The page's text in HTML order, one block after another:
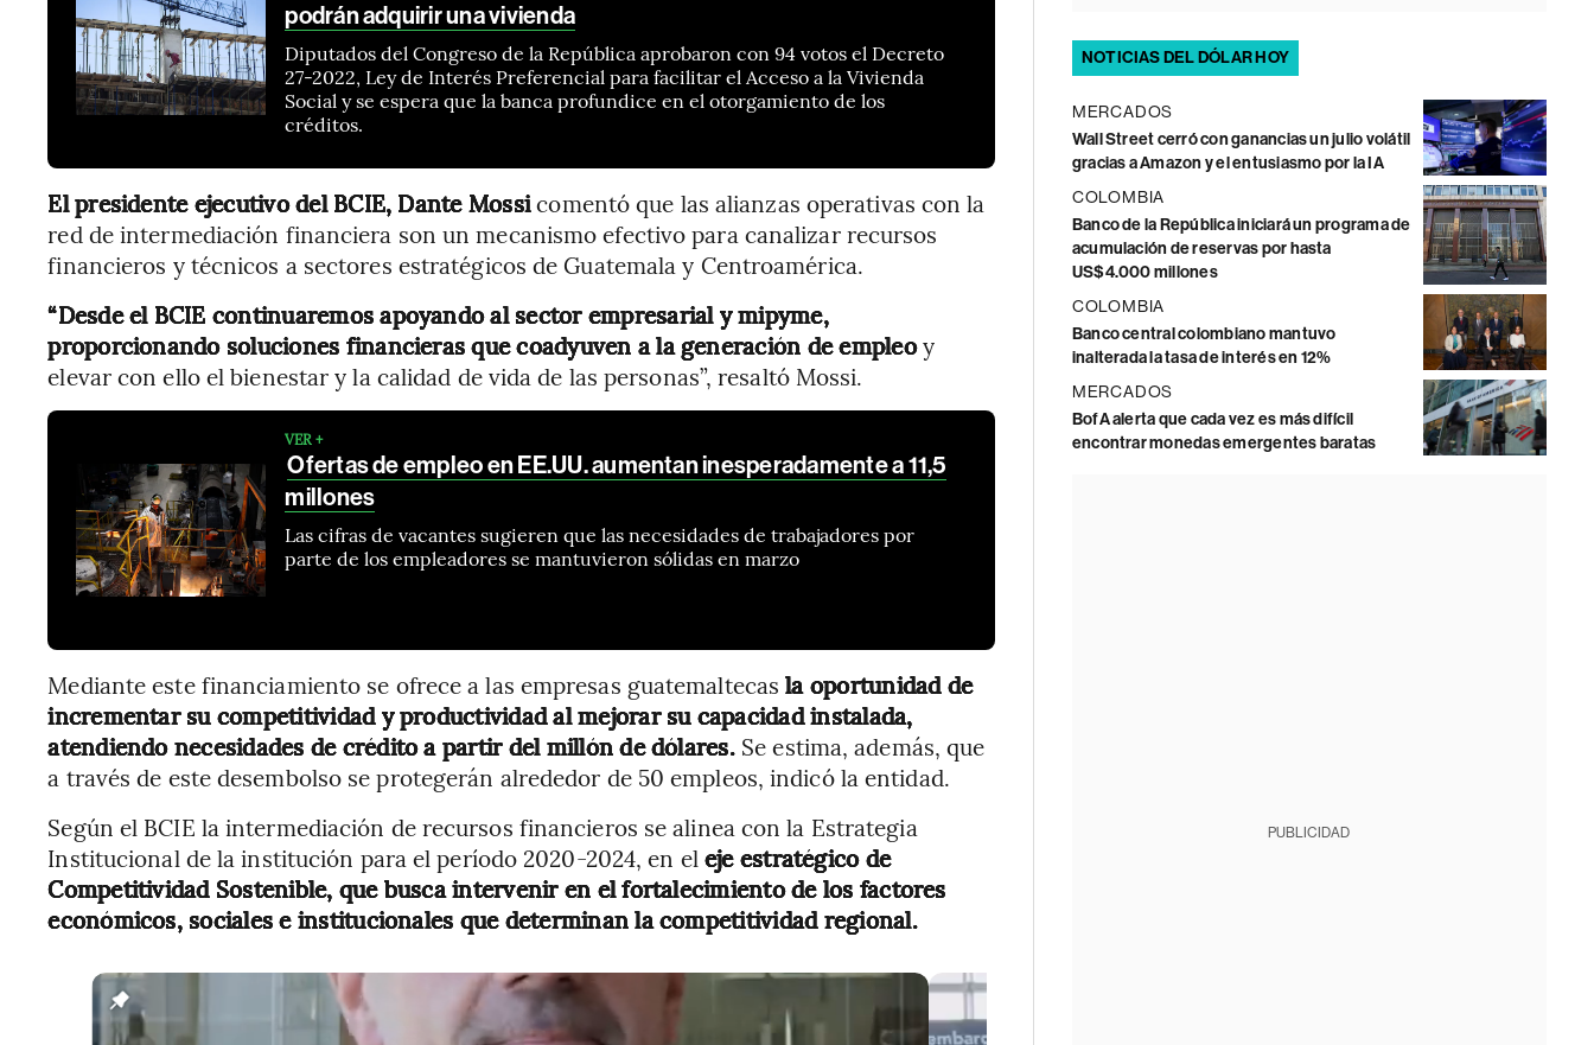
podrán adquirir una vivienda
Diputados del Congreso de la República aprobaron con 94 votos el Decreto
27-2022, Ley de Interés Preferencial para facilitar el Acceso a la Vivienda
Social y se espera que la banca profundice en el otorgamiento de los
créditos.
El presidente ejecutivo del BCIE, Dante Mossicomentó que las alianzas operativas con la
red de intermediación financiera son un mecanismo efectivo para canalizar recursos
financieros y técnicos a sectores estratégicos de Guatemala y Centroamérica.
“Desde el BCIE continuaremos apoyando al sector empresarial y mipyme,
proporcionando soluciones financieras que coadyuven a la generación de empleoy
elevar con ello el bienestar y la calidad de vida de las personas”, resaltó Mossi.
VER +
Ofertas de empleo en EE.UU. aumentan inesperadamente a 11,5
millones
Las cifras de vacantes sugieren que las necesidades de trabajadores por
parte de los empleadores se mantuvieron sólidas en marzo
Mediante este financiamiento se ofrece a las empresas guatemaltecasla oportunidad de
incrementar su competitividad y productividad al mejorar su capacidad instalada,
atendiendo necesidades de crédito a partir del millón de dólares. Se estima, además, que
a través de este desembolso se protegerán alrededor de 50 empleos, indicó la entidad.
Según el BCIE la intermediación de recursos financieros se alinea con la Estrategia
Institucional de la institución para el período 2020-2024, en el eje estratégico de
Competitividad Sostenible, que busca intervenir en el fortalecimiento de los factores
económicos, sociales e institucionales que determinan la competitividad regional.
NOTICIAS DEL DÓLAR HOY
MERCADOS
Wall Street cerró con ganancias un julio volátil
gracias a Amazon y el entusiasmo por la IA
COLOMBIA
Banco de la República iniciará un programa de
acumulación de reservas por hasta
US$4.000 millones
COLOMBIA
Banco central colombiano mantuvo
inalterada la tasa de interés en 12%
MERCADOS
BofA alerta que cada vez es más difícil
encontrar monedas emergentes baratas
PUBLICIDAD